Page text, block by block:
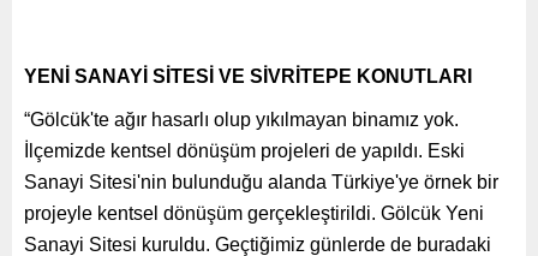
YENİ SANAYİ SİTESİ VE SİVRİTEPE KONUTLARI
“Gölcük'te ağır hasarlı olup yıkılmayan binamız yok.
İlçemizde kentsel dönüşüm projeleri de yapıldı. Eski
Sanayi Sitesi'nin bulunduğu alanda Türkiye'ye örnek bir
projeyle kentsel dönüşüm gerçekleştirildi. Gölcük Yeni
Sanayi Sitesi kuruldu. Geçtiğimiz günlerde de buradaki